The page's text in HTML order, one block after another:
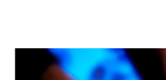
© Unione europea